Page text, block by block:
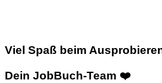
Viel Spaß beim
Dein JobBuch-Team ❤️